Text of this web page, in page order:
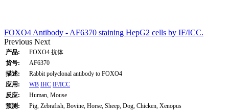
FOXO4 Antibody - AF6370 staining HepG2 cells by IF/ICC.
Previous Next
产品:
FOXO4 抗体
货号:
AF6370
描述:
Rabbit polyclonal antibody to FOXO4
应用:
WB IHC IF/ICC
反应:
Human, Mouse
预测:
Pig, Zebrafish, Bovine, Horse, Sheep, Dog, Chicken, Xenopus